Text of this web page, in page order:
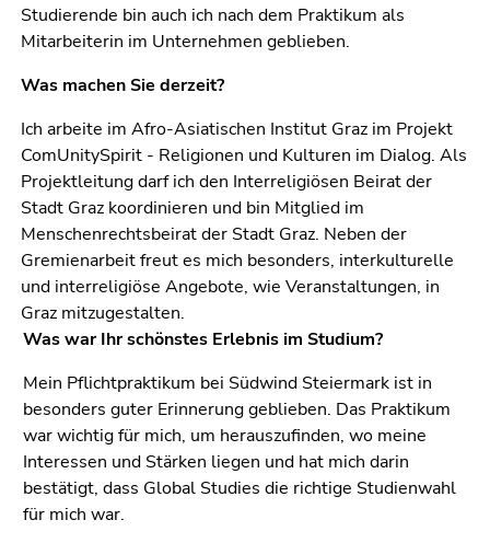
Studierende bin auch ich nach dem Praktikum als
Mitarbeiterin im Unternehmen geblieben.
Was machen Sie derzeit?
Ich arbeite im Afro-Asiatischen Institut Graz im Projekt
ComUnitySpirit - Religionen und Kulturen im Dialog. Als
Projektleitung darf ich den Interreligiösen Beirat der
Stadt Graz koordinieren und bin Mitglied im
Menschenrechtsbeirat der Stadt Graz. Neben der
Gremienarbeit freut es mich besonders, interkulturelle
und interreligiöse Angebote, wie Veranstaltungen, in
Graz mitzugestalten.
Was war Ihr schönstes Erlebnis im Studium?
Mein Pflichtpraktikum bei Südwind Steiermark ist in
besonders guter Erinnerung geblieben. Das Praktikum
war wichtig für mich, um herauszufinden, wo meine
Interessen und Stärken liegen und hat mich darin
bestätigt, dass Global Studies die richtige Studienwahl
für mich war.